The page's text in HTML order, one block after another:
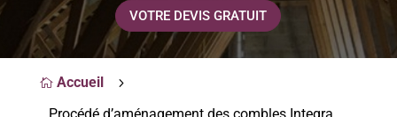
VOTRE DEVIS GRATUIT
 Accueil 5